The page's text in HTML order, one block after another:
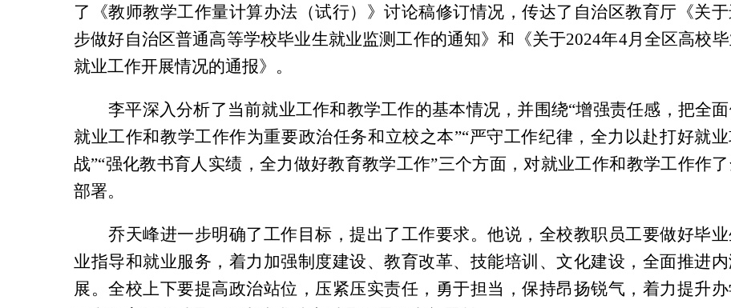
了《教师教学工作量计算办法（试行）》讨论稿修订情况，传达了自治区教育厅《关
步做好自治区普通高等学校毕业生就业监测工作的通知》和《关于2024年4月全区高校
就业工作开展情况的通报》。
李平深入分析了当前就业工作和教学工作的基本情况，并围绕“增强责任感，把全
就业工作和教学工作作为重要政治任务和立校之本”“严守工作纪律，全力以赴打好就
战”“强化教书育人实绩，全力做好教育教学工作”三个方面，对就业工作和教学工作作
部署。
乔天峰进一步明确了工作目标，提出了工作要求。他说，全校教职员工要做好毕
业指导和就业服务，着力加强制度建设、教育改革、技能培训、文化建设，全面推进
展。全校上下要提高政治站位，压紧压实责任，勇于担当，保持昂扬锐气，着力提升